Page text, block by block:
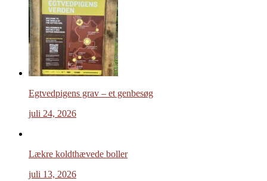
Egtvedpigens grav – et genbesøg
juli 24, 2026
Lækre koldthævede boller
juli 13, 2026